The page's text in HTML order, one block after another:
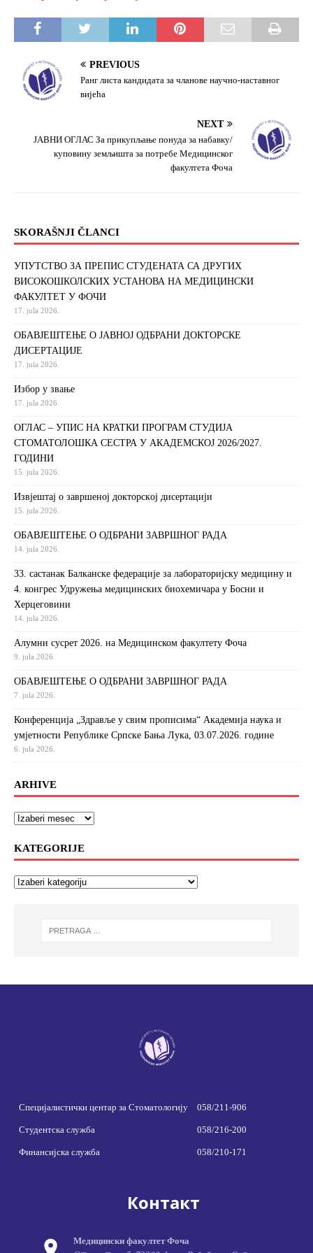
PREVIOUS
Ранг листа кандидата за чланове научно-наставног
вијећа
NEXT
ЈАВНИ ОГЛАС За прикупљање понуда за набавку/
куповину земљишта за потребе Медицинског
факултета Фоча
SKORAŠNJI ČLANCI
УПУТСТВО ЗА ПРЕПИС СТУДЕНАТА СА ДРУГИХ
ВИСОКОШКОЛСКИХ УСТАНОВА НА МЕДИЦИНСКИ
ФАКУЛТЕТ У ФОЧИ
17. jula 2026.
ОБАВЈЕШТЕЊЕ О ЈАВНОЈ ОДБРАНИ ДОКТОРСКЕ
ДИСЕРТАЦИЈЕ
17. jula 2026.
Избор у звање
17. jula 2026.
ОГЛАС – УПИС НА КРАТКИ ПРОГРАМ СТУДИЈА
СТОМАТОЛОШКА СЕСТРА У АКАДЕМСКОЈ 2026/2027.
ГОДИНИ
15. jula 2026.
Извjeштaj o зaвршeнoj дoктoрскoj дисeртaциjи
15. jula 2026.
ОБАВЈЕШТЕЊЕ О ОДБРАНИ ЗАВРШНОГ РАДА
14. jula 2026.
33. састанак Балканске федерације за лабораторијску медицину и
4. конгрес Удружења медицинских биохемичара у Босни и
Херцеговини
14. jula 2026.
Алумни сусрет 2026. на Медицинском факултету Фоча
9. jula 2026.
ОБАВЈЕШТЕЊЕ О ОДБРАНИ ЗАВРШНОГ РАДА
7. jula 2026.
Конференција „Здравље у свим прописима“ Академија наука и
умјетности Републике Српске Бања Лука, 03.07.2026. године
6. jula 2026.
ARHIVE
KATEGORIJE
Специјалистички центар за Стоматологију 058/211-906
Студентска служба 058/216-200
Финансијска служба 058/210-171
Контакт
Медицински факултет Фоча